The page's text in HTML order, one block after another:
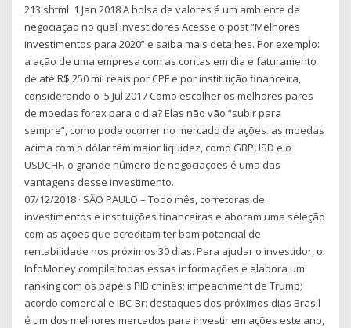
213.shtml 1 Jan 2018 A bolsa de valores é um ambiente de
negociação no qual investidores Acesse o post “Melhores
investimentos para 2020” e saiba mais detalhes. Por exemplo:
a ação de uma empresa com as contas em dia e faturamento
de até R$ 250 mil reais por CPF e por instituição financeira,
considerando o 5 Jul 2017 Como escolher os melhores pares
de moedas forex para o dia? Elas não vão “subir para
sempre”, como pode ocorrer no mercado de ações. as moedas
acima com o dólar têm maior liquidez, como GBPUSD e o
USDCHF. o grande número de negociações é uma das
vantagens desse investimento.
07/12/2018 · SÃO PAULO – Todo mês, corretoras de
investimentos e instituições financeiras elaboram uma seleção
com as ações que acreditam ter bom potencial de
rentabilidade nos próximos 30 dias. Para ajudar o investidor, o
InfoMoney compila todas essas informações e elabora um
ranking com os papéis PIB chinês; impeachment de Trump;
acordo comercial e IBC-Br: destaques dos próximos dias Brasil
é um dos melhores mercados para investir em ações este ano,